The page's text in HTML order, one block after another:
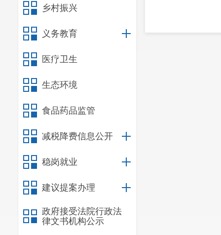
乡村振兴
义务教育
医疗卫生
生态环境
食品药品监管
减税降费信息公开
稳岗就业
建议提案办理
政府接受法院行政法
律文书机构公示